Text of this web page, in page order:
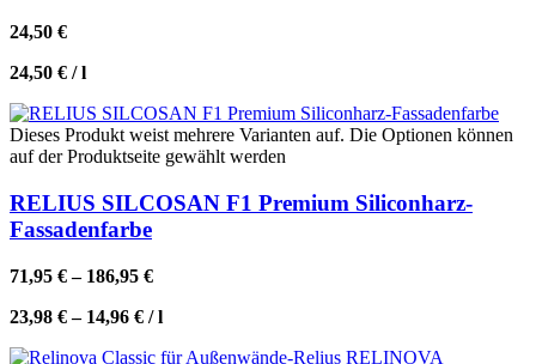
24,50 €
24,50 € /l
Dieses Produkt weist mehrere Varianten auf. Die Optionen können
auf der Produktseite gewählt werden
RELIUS SILCOSAN F1 Premium Siliconharz-
Fassadenfarbe
71,95 €– 186,95 €
23,98 €– 14,96 € /l